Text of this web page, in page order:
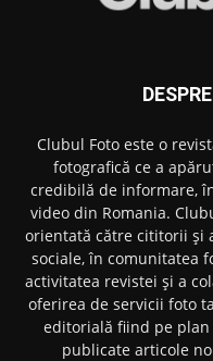
Clubul Foto este o
fotografică ce a
credibilă de informare,
video din Romania.
orientată către cititorii și
sociale, în comunitatea
activitatea revistei și a
oferirea de servicii foto
editorială fiind pe plan
publicate articole